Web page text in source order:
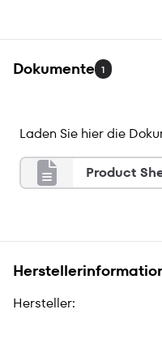
Dokumente 1
Laden Sie hier die
Product
Hersteller: